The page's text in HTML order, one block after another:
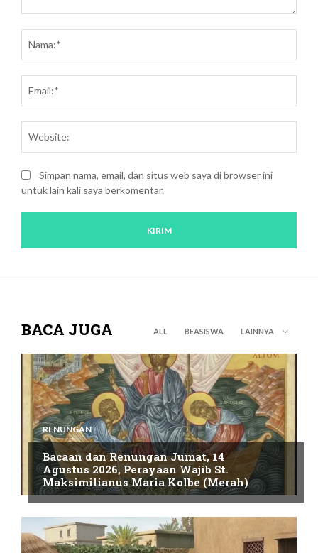
kritik:
Simpan nama, email, dan situs web saya di browser ini
untuk lain kali saya berkomentar.
BACA JUGA ALL BEASISWA LAINNYA
RENUNGAN
Bacaan dan Renungan Jumat, 14
Agustus 2026, Perayaan Wajib St.
Maksimilianus Maria Kolbe (Merah)